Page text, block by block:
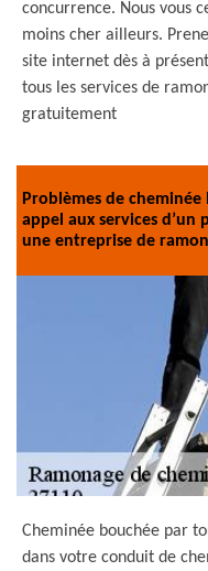
concurrence. Nous vous
moins cher ailleurs.
site internet dès à
tous les services de
gratuitement
Problèmes de
appel aux services d’un
une entreprise de
Cheminée bouchée par
dans votre conduit de